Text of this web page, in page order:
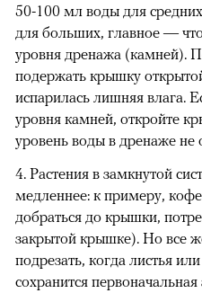
50-100 мл воды для
для больших, главное —
уровня дренажа (камней).
подержать крышку
испарилась лишняя влага.
уровня камней, откройте
уровень воды в дренаже не
4. Растения в замкнутой
медленнее: к примеру,
добраться до крышки,
закрытой крышке). Но все
подрезать, когда листья
сохранится